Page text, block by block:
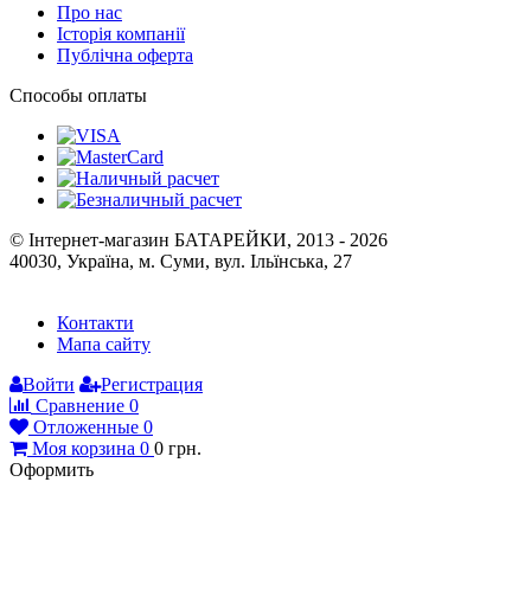
Про нас
Історія компанії
Публічна оферта
Способы оплаты
© Інтернет-магазин БАТАРЕЙКИ, 2013 - 2026
40030, Україна, м. Суми, вул. Ільїнська, 27
Контакти
Мапа сайту
Войти
Регистрация
Сравнение 0
Отложенные 0
Моя корзина 0 0 грн.
Оформить